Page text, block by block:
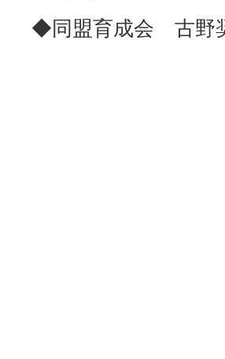
◆同盟育成会 古野